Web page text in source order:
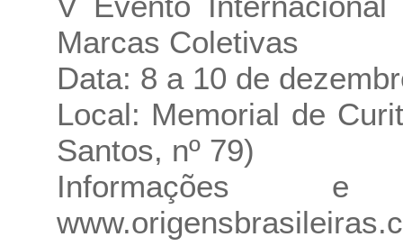
Marcas Coletivas
Data: 8 a 10 de
Local: Memorial de
Santos, nº 79)
Informações e